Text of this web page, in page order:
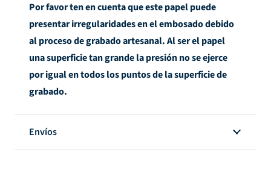
Por favor ten en cuenta que este papel puede
presentar irregularidades en el embosado debido
al proceso de grabado artesanal. Al ser el papel
una superficie tan grande la presión no se ejerce
por igual en todos los puntos de la superficie de
grabado.
Envíos